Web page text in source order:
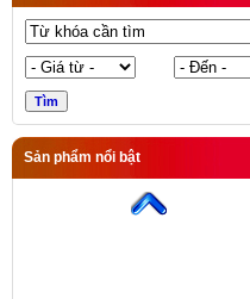
Sản phẩm nổi bật
Trung tâm báo cháy 10 kênh
Yunyang (mã hàng YF-1G-
10L) ABS